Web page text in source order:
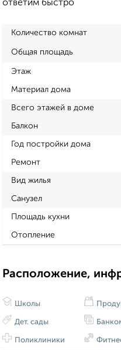
ответим быстро
Количество комнат
Общая площадь
Этаж
Материал дома
Всего этажей в доме
Балкон
Год постройки дома
Ремонт
Вид жилья
Санузел
Площадь кухни
Отопление
Расположение,
Школы
Дет. сады
Поликлиники